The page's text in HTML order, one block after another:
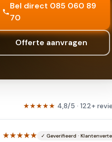
Bel direct 085 060 89
70
Offerte aanvragen
★★★★★ 4,8/5 · 122+
★★★★★ ✓ Geverifieerd ·